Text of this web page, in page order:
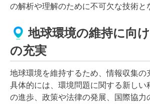
の解析や理解のために不可欠な技術と
地球環境の維持に向
の充実
地球環境を維持するため、情報収集の
具体的には、環境問題に関する新しい
の進歩、政策や法律の発展、国際協力